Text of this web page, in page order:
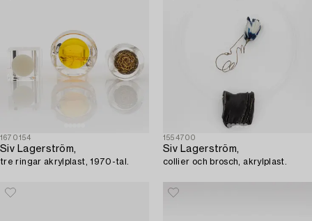
1670154
Siv Lagerström,
tre ringar akrylplast, 1970-tal.
1554700
Siv Lagerström,
collier och brosch, akrylplast.